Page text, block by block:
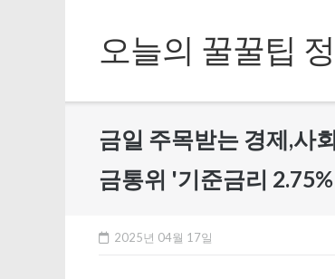
content오늘의 꿀꿀팁
금일 주목받는 경제,사
금통위 '기준금리
2025년 04월 17일